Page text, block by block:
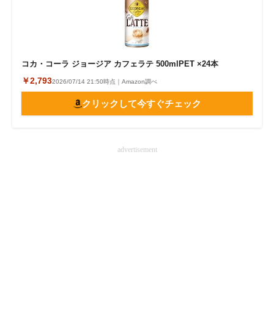
コカ・コーラ ジョージア カフェラテ 500mlPET ×24本
￥2,7932026/07/14 21:50時点｜Amazon調べ
クリックして今すぐチェック
advertisement